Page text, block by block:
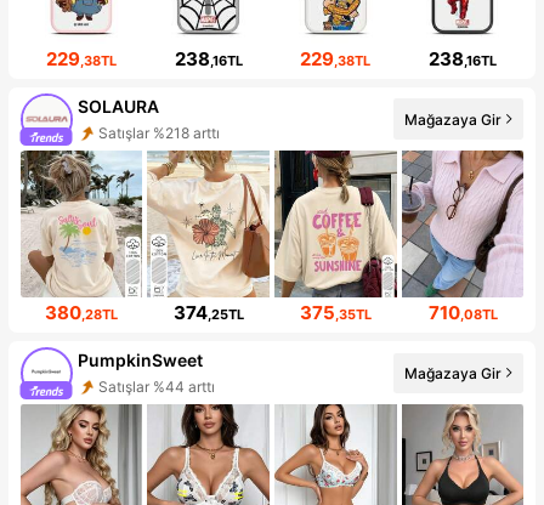
229,38TL 238,16TL 229,38TL 238,16TL
SOLAURA
Satışlar %218 arttı
Mağazaya Gir
380,28TL 374,25TL 375,35TL 710,08TL
PumpkinSweet
Satışlar %44 arttı
Mağazaya Gir